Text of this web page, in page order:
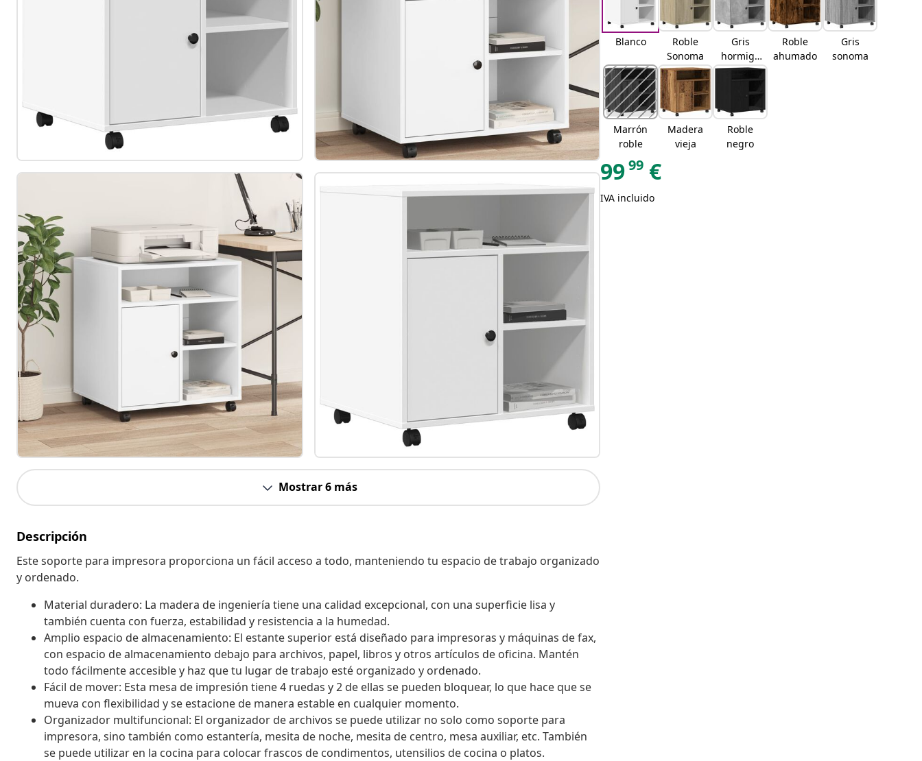
Mostrar 6 más
Descripción
Este soporte para impresora proporciona un fácil acceso a todo, manteniendo tu espacio de trabajo organizado
y ordenado.
Material duradero: La madera de ingeniería tiene una calidad excepcional, con una superficie lisa y
también cuenta con fuerza, estabilidad y resistencia a la humedad.
Amplio espacio de almacenamiento: El estante superior está diseñado para impresoras y máquinas de fax,
con espacio de almacenamiento debajo para archivos, papel, libros y otros artículos de oficina. Mantén
todo fácilmente accesible y haz que tu lugar de trabajo esté organizado y ordenado.
Fácil de mover: Esta mesa de impresión tiene 4 ruedas y 2 de ellas se pueden bloquear, lo que hace que se
mueva con flexibilidad y se estacione de manera estable en cualquier momento.
Organizador multifuncional: El organizador de archivos se puede utilizar no solo como soporte para
impresora, sino también como estantería, mesita de noche, mesita de centro, mesa auxiliar, etc. También
se puede utilizar en la cocina para colocar frascos de condimentos, utensilios de cocina o platos.
Blanco
Roble
Sonoma
Gris
hormigó
n
Roble
ahumado
Gris
sonoma
Marrón
roble
Madera
vieja
Roble
negro
9999 €
IVA incluido